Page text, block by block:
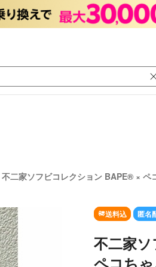
不二家ソフビコレクション BAPE®︎ × ペ
送料込 匿名
不二家
ペコち